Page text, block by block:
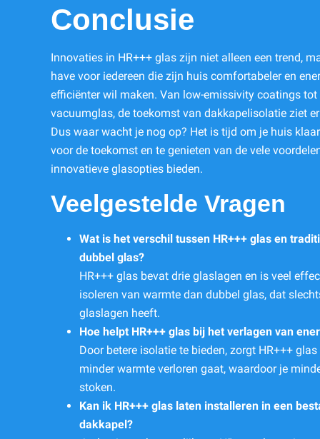
Conclusie
Innovaties in HR+++ glas zijn niet alleen een trend,
have voor iedereen die zijn huis comfortabeler en
efficiënter wil maken. Van low-emissivity coatings tot
vacuumglas, de toekomst van dakkapelisolatie ziet
Dus waar wacht je nog op? Het is tijd om je huis
voor de toekomst en te genieten van de vele
innovatieve glasopties bieden.
Veelgestelde Vragen
Wat is het verschil tussen HR+++ glas en
dubbel glas?
HR+++ glas bevat drie glaslagen en is veel
isoleren van warmte dan dubbel glas, dat
glaslagen heeft.
Hoe helpt HR+++ glas bij het verlagen van
Door betere isolatie te bieden, zorgt HR+++
minder warmte verloren gaat, waardoor je
stoken.
Kan ik HR+++ glas laten installeren in een
dakkapel?